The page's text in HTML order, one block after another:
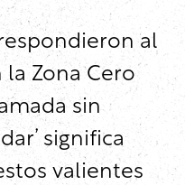
al
Zona Cero
sin
significa
valientes